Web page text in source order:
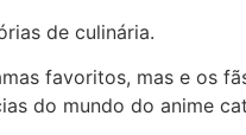
de culinária.
favoritos, mas e os
do mundo do anime